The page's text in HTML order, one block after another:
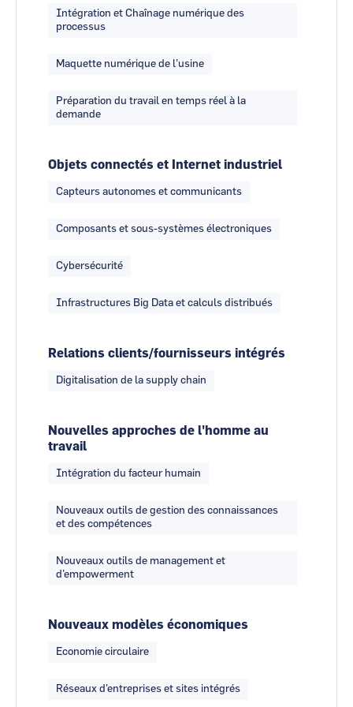
Intégration et Chaînage numérique des
processus
Maquette numérique de l'usine
Préparation du travail en temps réel à la
demande
Objets connectés et Internet industriel
Capteurs autonomes et communicants
Composants et sous-systèmes électroniques
Cybersécurité
Infrastructures Big Data et calculs distribués
Relations clients/fournisseurs intégrés
Digitalisation de la supply chain
Nouvelles approches de l'homme au
travail
Intégration du facteur humain
Nouveaux outils de gestion des connaissances
et des compétences
Nouveaux outils de management et
d’empowerment
Nouveaux modèles économiques
Economie circulaire
Réseaux d'entreprises et sites intégrés